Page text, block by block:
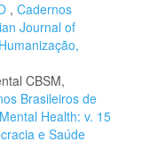
, Cadernos
Journal of
CBSM,
Brasileiros de
Health: v. 15
e Saúde